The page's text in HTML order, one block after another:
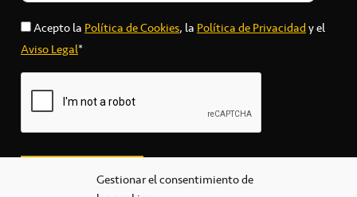
Gestionar el consentimiento de
Acepto laPolítica de Cookies, laPolítica de Privacidady el
Aviso Legal*